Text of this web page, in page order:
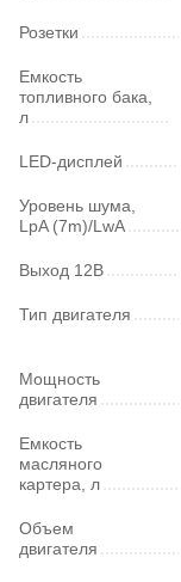
Розетки
Емкость
топливного бака,
л
LED-дисплей
Уровень шума,
LpA (7m)/LwA
Выход 12В
Тип двигателя
Мощность
двигателя
Емкость
масляного
картера, л
Объем
двигателя